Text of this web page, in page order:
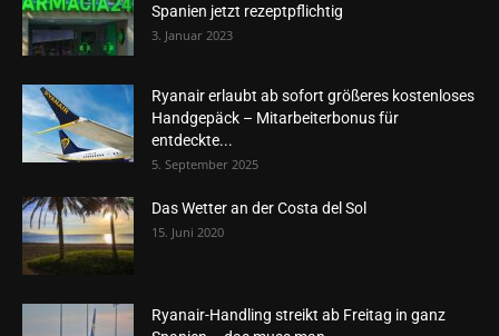
Spanien jetzt rezeptpflichtig
3. Januar 2023
Ryanair erlaubt ab sofort größeres kostenloses
Handgepäck – Mitarbeiterbonus für
entdeckte...
5. September 2025
Das Wetter an der Costa del Sol
15. Juni 2020
Ryanair-Handling streikt ab Freitag in ganz